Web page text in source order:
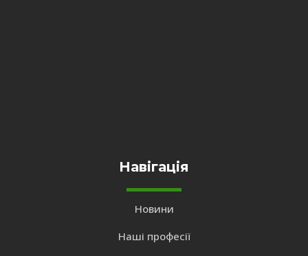
Навігація
Новини
Наші професії